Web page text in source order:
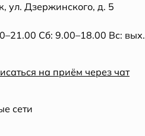
ул. Дзержинского, д. 5
Сб: 9.00–18.00 Вс: вых.
на приём через чат
сети